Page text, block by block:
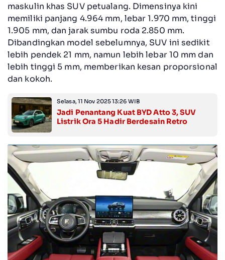
maskulin khas SUV petualang. Dimensinya kini
memiliki panjang 4.964 mm, lebar 1.970 mm, tinggi
1.905 mm, dan jarak sumbu roda 2.850 mm.
Dibandingkan model sebelumnya, SUV ini sedikit
lebih pendek 21 mm, namun lebih lebar 10 mm dan
lebih tinggi 5 mm, memberikan kesan proporsional
dan kokoh.
Selasa, 11 Nov 2025 13:26 WIB
Jadi Penantang Kuat BYD Atto 3, SUV
Listrik Ora 5 Hadir Berdesain Retro